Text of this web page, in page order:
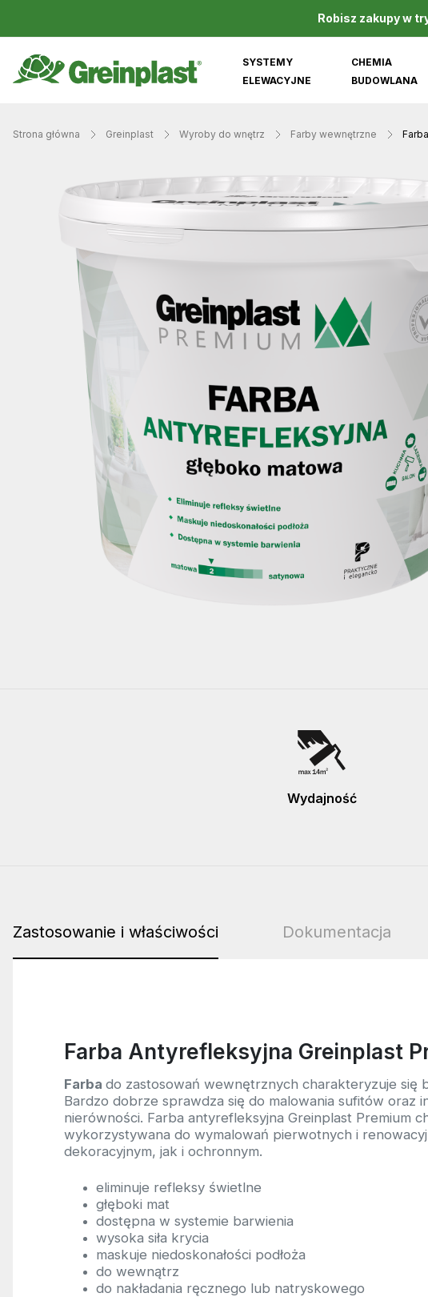
Robisz zakupy w
SYSTEMY
ELEWACYJNE
CHEMIA
BUDOWLANA
Strona główna Greinplast Wyroby do wnętrz Farby wewnętrzne
Wydajność
Zastosowanie i właściwości Dokumentacja
Farba Antyrefleksyjna Greinplast
Farba do zastosowań wewnętrznych charakteryzuje się
Bardzo dobrze sprawdza się do malowania sufitów oraz
nierówności. Farba antyrefleksyjna Greinplast Premium
wykorzystywana do wymalowań pierwotnych i
dekoracyjnym, jak i ochronnym.
eliminuje refleksy świetlne
głęboki mat
dostępna w systemie barwienia
wysoka siła krycia
maskuje niedoskonałości podłoża
do wewnątrz
do nakładania ręcznego lub natryskowego